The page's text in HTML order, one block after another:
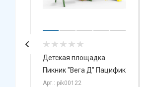
Детская площадка
Пикник "Вега Д" Пацифик
Арт.: pik00122